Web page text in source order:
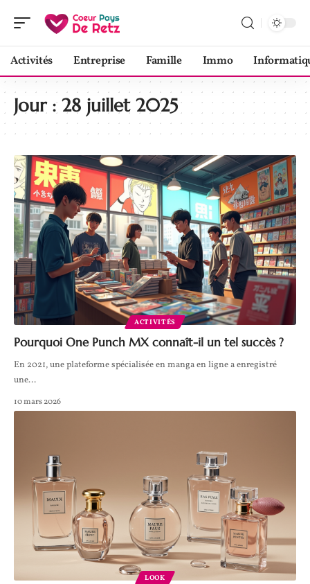
Activités Entreprise Famille Immo
Jour :28 juillet 2025
ACTIVITÉS
Pourquoi One Punch MX connaît-il un tel succès ?
En 2021, une plateforme spécialisée en manga en ligne a enregistré
une…
10 mars 2026
LOOK